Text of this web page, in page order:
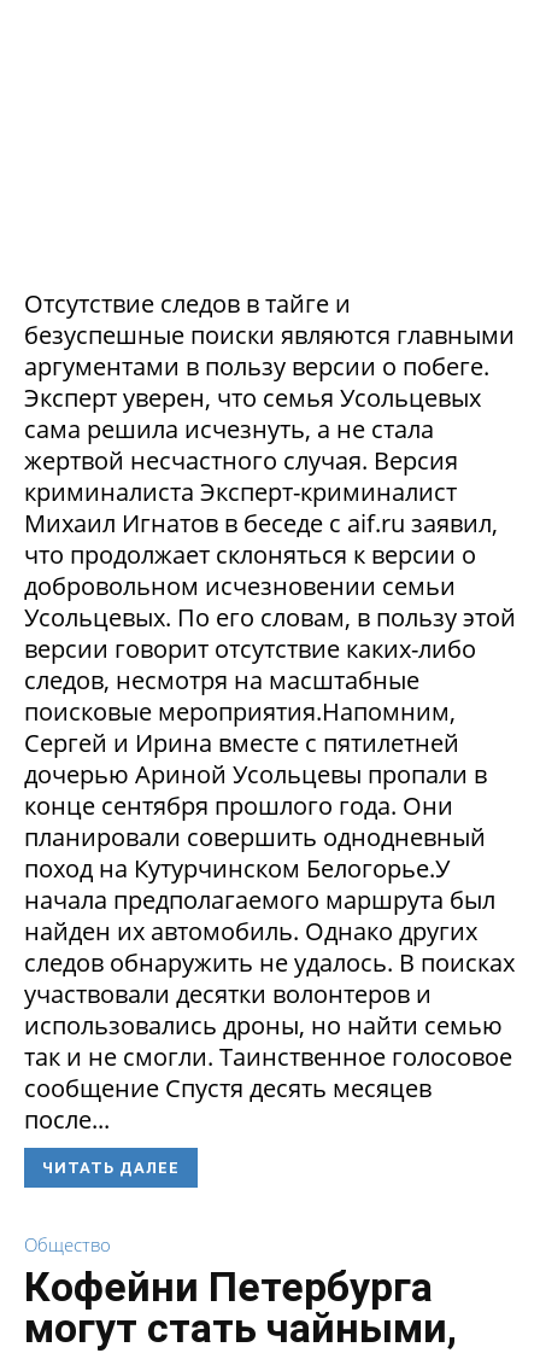
Отсутствие следов в тайге и
безуспешные поиски являются главными
аргументами в пользу версии о побеге.
Эксперт уверен, что семья Усольцевых
сама решила исчезнуть, а не стала
жертвой несчастного случая. Версия
криминалиста Эксперт-криминалист
Михаил Игнатов в беседе с aif.ru заявил,
что продолжает склоняться к версии о
добровольном исчезновении семьи
Усольцевых. По его словам, в пользу этой
версии говорит отсутствие каких-либо
следов, несмотря на масштабные
поисковые мероприятия.Напомним,
Сергей и Ирина вместе с пятилетней
дочерью Ариной Усольцевы пропали в
конце сентября прошлого года. Они
планировали совершить однодневный
поход на Кутурчинском Белогорье.У
начала предполагаемого маршрута был
найден их автомобиль. Однако других
следов обнаружить не удалось. В поисках
участвовали десятки волонтеров и
использовались дроны, но найти семью
так и не смогли. Таинственное голосовое
сообщение Спустя десять месяцев
после...
ЧИТАТЬ ДАЛЕЕ
Общество
Кофейни Петербурга
могут стать чайными,